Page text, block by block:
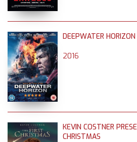
DEEPWATER HORIZON
2016
KEVIN COSTNER
CHRISTMAS